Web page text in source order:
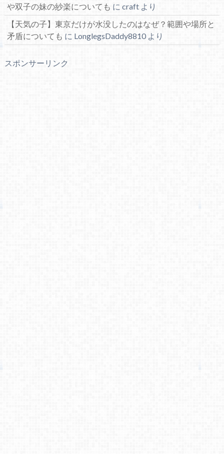
や双子の妹の紗楽についても に craftより
【天気の子】東京だけが水没したのはなぜ？範囲や場所と
矛盾についても に LonglegsDaddy8810より
スポンサーリンク